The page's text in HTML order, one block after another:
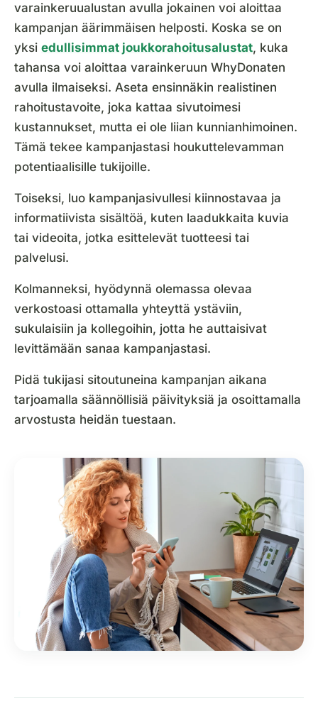
varainkeruualustan avulla jokainen voi aloittaa
kampanjan äärimmäisen helposti. Koska se on
yksi edullisimmat joukkorahoitusalustat, kuka
tahansa voi aloittaa varainkeruun WhyDonaten
avulla ilmaiseksi. Aseta ensinnäkin realistinen
rahoitustavoite, joka kattaa sivutoimesi
kustannukset, mutta ei ole liian kunnianhimoinen.
Tämä tekee kampanjastasi houkuttelevamman
potentiaalisille tukijoille.
Toiseksi, luo kampanjasivullesi kiinnostavaa ja
informatiivista sisältöä, kuten laadukkaita kuvia
tai videoita, jotka esittelevät tuotteesi tai
palvelusi.
Kolmanneksi, hyödynnä olemassa olevaa
verkostoasi ottamalla yhteyttä ystäviin,
sukulaisiin ja kollegoihin, jotta he auttaisivat
levittämään sanaa kampanjastasi.
Pidä tukijasi sitoutuneina kampanjan aikana
tarjoamalla säännöllisiä päivityksiä ja osoittamalla
arvostusta heidän tuestaan.